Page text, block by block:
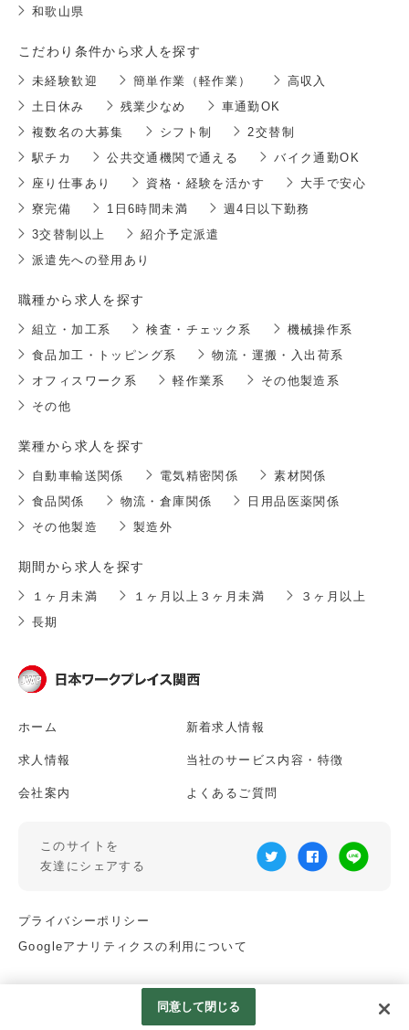
ホーム 新着求人情報
求人情報 当社のサービス内容・特徴
会社案内 よくあるご質問
このサイトを
友達にシェアする
プライバシーポリシー
Googleアナリティクスの利用について
和歌山県
こだわり条件から求人を探す
未経験歓迎 簡単作業（軽作業）
高収入
土日休み
残業少なめ
車通勤OK
複数名の大募集
シフト制
2交替制
駅チカ
公共交通機関で通える
バイク通勤OK
座り仕事あり
資格・経験を活かす
大手で安心
寮完備
1日6時間未満
週4日以下勤務
3交替制以上
紹介予定派遣
派遣先への登用あり
職種から求人を探す
組立・加工系 検査・チェック系
機械操作系
食品加工・トッピング系
物流・運搬・入出荷系
オフィスワーク系
軽作業系
その他製造系
その他
業種から求人を探す
自動車輸送関係 電気精密関係
素材関係
食品関係
物流・倉庫関係
日用品医薬関係
その他製造
製造外
期間から求人を探す
１ヶ月未満 １ヶ月以上３ヶ月未満
３ヶ月以上
長期
同意して閉じる